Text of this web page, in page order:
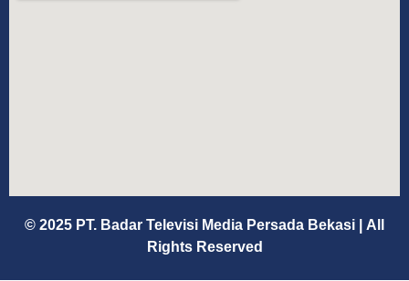
© 2025 PT. Badar Televisi Media Persada Bekasi
All
Rights Reserved